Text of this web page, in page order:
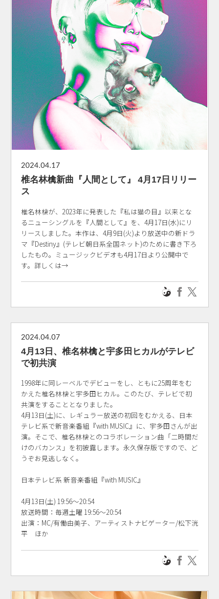
2024.04.17
椎名林檎新曲『人間として』 4月17日リリー
ス
椎名林檎が、2023年に発表した『私は猫の目』以来とな
るニューシングルを『人間として』を、4月17日(水)にリ
リースしました。本作は、4月9日(火)より放送中の新ドラ
マ『Destiny』(テレビ朝日系全国ネット)のために書き下ろ
したもの。ミュージックビデオも4月17日より公開中で
す。詳しくは→
2024.04.07
4月13日、椎名林檎と宇多田ヒカルがテレビ
で初共演
1998年に同レーベルでデビューをし、ともに25周年をむ
かえた椎名林檎と宇多田ヒカル。このたび、テレビで初
共演をすることとなりました。
4月13日(土)に、レギュラー放送の初回をむかえる、日本
テレビ系で新音楽番組『with MUSIC』に、宇多田さんが出
演。そこで、椎名林檎とのコラボレーション曲「二時間だ
けのバカンス」を初披露します。永久保存版ですので、ど
うぞお見逃しなく。
日本テレビ系 新音楽番組『with MUSIC』
4月13日(土) 19:56～20:54
放送時間：毎週土曜 19:56～20:54
出演：MC/有働由美子、アーティストナビゲーター/松下洸
平 ほか